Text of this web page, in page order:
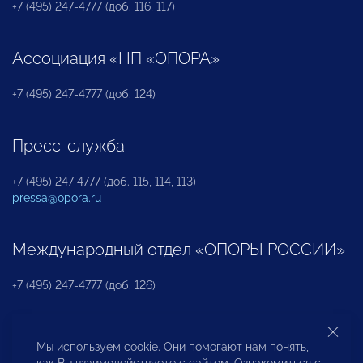
+7 (495) 247-4777 (доб. 116, 117)
Ассоциация «НП «ОПОРА»
+7 (495) 247-4777 (доб. 124)
Пресс-служба
+7 (495) 247 4777 (доб. 115, 114, 113)
pressa@opora.ru
Международный отдел «ОПОРЫ РОССИИ»
+7 (495) 247-4777 (доб. 126)
Бюро по защите прав предпринимателей и
Мы используем cookie. Они помогают нам понять,